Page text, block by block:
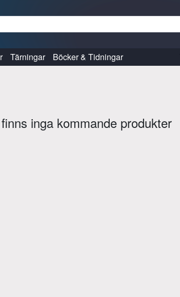
Tärningar Böcker & Tidningar
inga kommande produkter